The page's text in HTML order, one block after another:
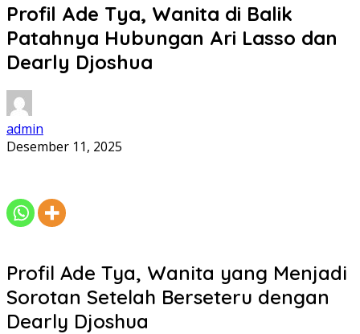
Profil Ade Tya, Wanita di Balik
Patahnya Hubungan Ari Lasso dan
Dearly Djoshua
admin
Desember 11, 2025
Profil Ade Tya, Wanita yang Menjadi
Sorotan Setelah Berseteru dengan
Dearly Djoshua